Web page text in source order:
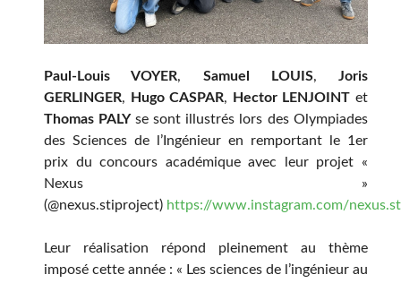
Paul-Louis VOYER, Samuel LOUIS, Joris
GERLINGER, Hugo CASPAR, Hector LENJOINT et
Thomas PALY se sont illustrés lors des Olympiades
des Sciences de l’Ingénieur en remportant le 1er
prix du concours académique avec leur projet «
Nexus »
(@nexus.stiproject) https://www.instagram.com/
Leur réalisation répond pleinement au thème
imposé cette année : « Les sciences de l’ingénieur au